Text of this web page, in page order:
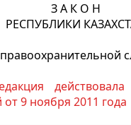
З А К О Н
РЕСПУБЛИКИ
9 ноября 2011 года